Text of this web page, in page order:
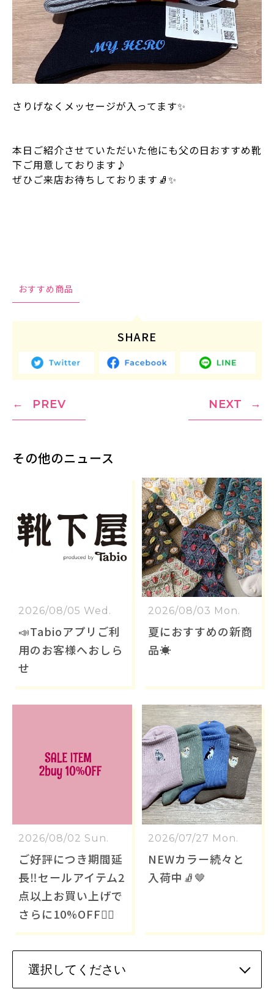
さりげなくメッセージが入ってます✨
本日ご紹介させていただいた他にも父の日おすすめ靴
下ご用意しております♪
ぜひご来店お待ちしております🧦✨
おすすめ商品
SHARE
PREV NEXT
その他のニュース
2026/08/05 Wed.
📣Tabioアプリご利
用のお客様へおしら
せ
2026/08/03 Mon.
夏におすすめの新商
品☀️
2026/08/02 Sun.
ご好評につき期間延
長‼️セールアイテム2
点以上お買い上げで
さらに10%OFF❤️‍🔥
2026/07/27 Mon.
NEWカラー続々と
入荷中🧦🤎